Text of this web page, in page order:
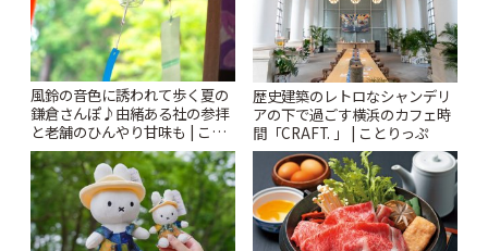
風鈴の音色に誘われて歩く夏の
鎌倉さんぽ♪由緒ある社の参拝
と老舗のひんやり甘味も | こと
りっぷ
歴史建築のレトロなシャンデリ
アの下で過ごす横浜のカフェ時
間「CRAFT. 」 | ことりっぷ